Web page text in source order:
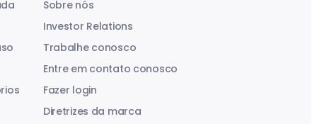
Sobre nós
Investor Relations
Trabalhe conosco
Entre em contato conosco
Fazer login
Diretrizes da marca